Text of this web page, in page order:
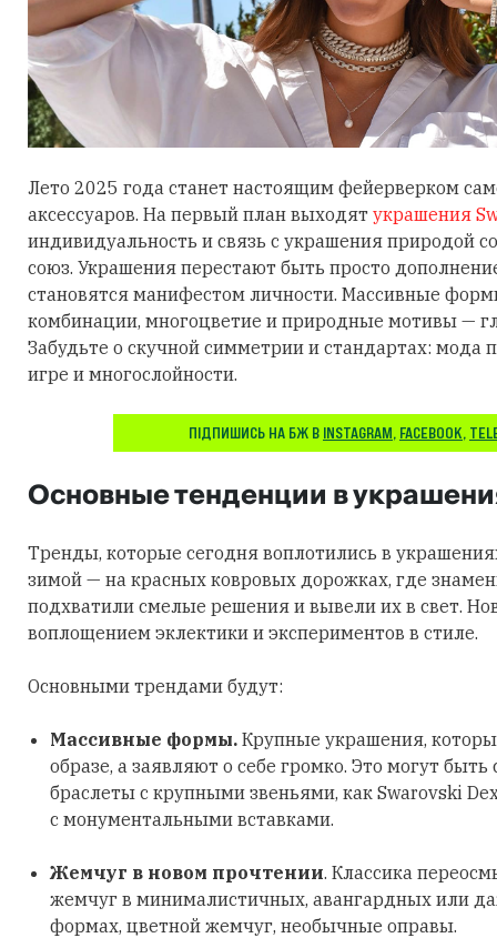
Лето 2025 года станет настоящим фейерверком
аксессуаров. На первый план выходят украшения
индивидуальность и связь с украшения природой
союз. Украшения перестают быть просто
становятся манифестом личности. Массивные
комбинации, многоцветие и природные мотивы —
Забудьте о скучной симметрии и стандартах: мода
игре и многослойности.
ПІДПИШИСЬ НА БЖ В INSTAGRAM, FACEBOOK,
Основные тенденции в
Тренды, которые сегодня воплотились в
зимой — на красных ковровых дорожках, где
подхватили смелые решения и вывели их в свет.
воплощением эклектики и экспериментов в стиле.
Основными трендами будут:
Массивные формы. Крупные украшения,
образе, а заявляют о себе громко. Это могут быть
браслеты с крупными звеньями, как Swarovski
с монументальными вставками.
Жемчуг в новом прочтении. Классика
жемчуг в минималистичных, авангардных или
формах, цветной жемчуг, необычные оправы.